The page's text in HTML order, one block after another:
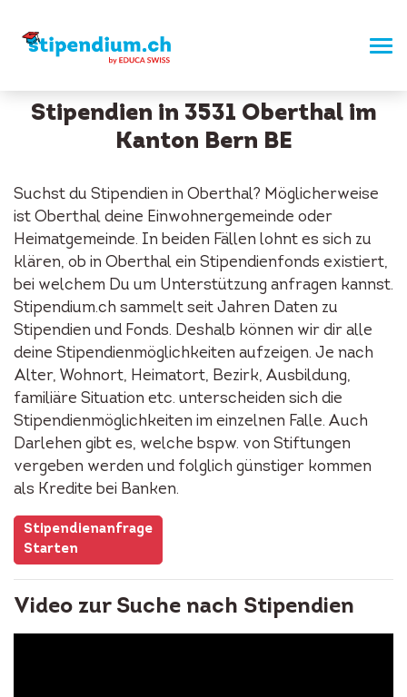
Stipendien in 3531 Oberthal im
Kanton Bern BE
Suchst du Stipendien in Oberthal? Möglicherweise
ist Oberthal deine Einwohnergemeinde oder
Heimatgemeinde. In beiden Fällen lohnt es sich zu
klären, ob in Oberthal ein Stipendienfonds existiert,
bei welchem Du um Unterstützung anfragen kannst.
Stipendium.ch sammelt seit Jahren Daten zu
Stipendien und Fonds. Deshalb können wir dir alle
deine Stipendienmöglichkeiten aufzeigen. Je nach
Alter, Wohnort, Heimatort, Bezirk, Ausbildung,
familiäre Situation etc. unterscheiden sich die
Stipendienmöglichkeiten im einzelnen Falle. Auch
Darlehen gibt es, welche bspw. von Stiftungen
vergeben werden und folglich günstiger kommen
als Kredite bei Banken.
Stipendienanfrage
Starten
Video zur Suche nach Stipendien